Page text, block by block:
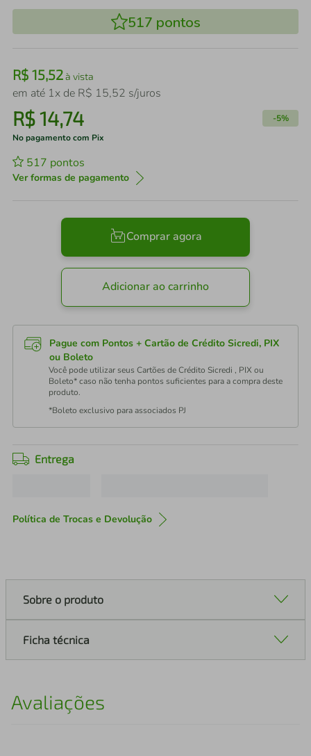
517 pontos
R$ 15,52à vista
em até 1x de R$ 15,52 s/juros
R$14,74 -5%
No pagamento com Pix
517 pontos
Ver formas de pagamento
Comprar agora
Adicionar ao carrinho
Pague com Pontos + Cartão de Crédito Sicredi, PIX
ou Boleto
Você pode utilizar seus Cartões de Crédito Sicredi , PIX ou
Boleto* caso não tenha pontos suficientes para a compra deste
produto.
*Boleto exclusivo para associados PJ
Entrega
Política de Trocas e Devolução
Sobre o produto
Ficha técnica
Avaliações